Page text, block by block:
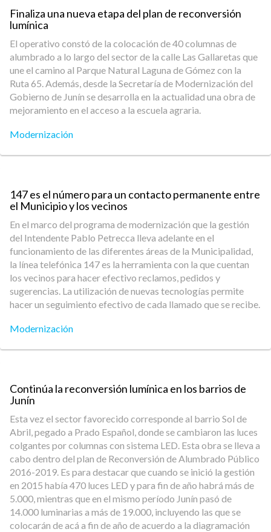
Finaliza una nueva etapa del plan de reconversión
lumínica
El operativo constó de la colocación de 40 columnas de
alumbrado a lo largo del sector de la calle Las Gallaretas que
une el camino al Parque Natural Laguna de Gómez con la
Ruta 65. Además, desde la Secretaría de Modernización del
Gobierno de Junín se desarrolla en la actualidad una obra de
mejoramiento en el acceso a la escuela agraria.
Modernización
147 es el número para un contacto permanente entre
el Municipio y los vecinos
En el marco del programa de modernización que la gestión
del Intendente Pablo Petrecca lleva adelante en el
funcionamiento de las diferentes áreas de la Municipalidad,
la línea telefónica 147 es la herramienta con la que cuentan
los vecinos para hacer efectivo reclamos, pedidos y
sugerencias. La utilización de nuevas tecnologías permite
hacer un seguimiento efectivo de cada llamado que se recibe.
Modernización
Continúa la reconversión lumínica en los barrios de
Junín
Esta vez el sector favorecido corresponde al barrio Sol de
Abril, pegado a Prado Español, donde se cambiaron las luces
colgantes por columnas con sistema LED. Esta obra se lleva a
cabo dentro del plan de Reconversión de Alumbrado Público
2016-2019. Es para destacar que cuando se inició la gestión
en 2015 había 470 luces LED y para fin de año habrá más de
5.000, mientras que en el mismo período Junín pasó de
14.000 luminarias a más de 19.000, incluyendo las que se
colocarán de acá a fin de año de acuerdo a la diagramación